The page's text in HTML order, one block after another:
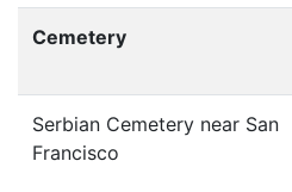
Cemetery
Serbian Cemetery near San
Francisco